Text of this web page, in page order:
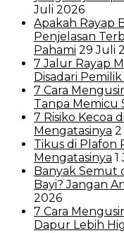
Juli 2026
Apakah Rayap
Penjelasan
Pahami 29 Juli
7 Jalur Rayap
Disadari
7 Cara
Tanpa Memicu
7 Risiko Kecoa
Mengatasinya 2
Tikus di Plafon
Mengatasinya 1
Banyak Semut
Bayi? Jangan
2026
7 Cara
Dapur Lebih